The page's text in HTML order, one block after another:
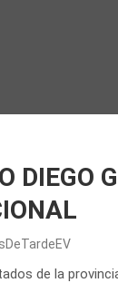
DIEGO
de la